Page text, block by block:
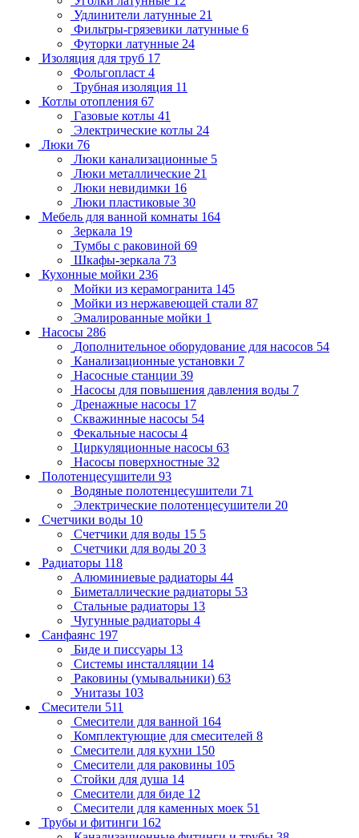
Удлинители латунные 21
Фильтры-грязевики латунные 6
Футорки латунные 24
Изоляция для труб 17
Фольгопласт 4
Трубная изоляция 11
Котлы отопления 67
Газовые котлы 41
Электрические котлы 24
Люки 76
Люки канализационные 5
Люки металлические 21
Люки невидимки 16
Люки пластиковые 30
Мебель для ванной комнаты 164
Зеркала 19
Тумбы с раковиной 69
Шкафы-зеркала 73
Кухонные мойки 236
Мойки из керамогранита 145
Мойки из нержавеющей стали 87
Эмалированные мойки 1
Насосы 286
Дополнительное оборудование для насосов 54
Канализационные установки 7
Насосные станции 39
Насосы для повышения давления воды 7
Дренажные насосы 17
Скважинные насосы 54
Фекальные насосы 4
Циркуляционные насосы 63
Насосы поверхностные 32
Полотенцесушители 93
Водяные полотенцесушители 71
Электрические полотенцесушители 20
Счетчики воды 10
Счетчики для воды 15 5
Счетчики для воды 20 3
Радиаторы 118
Алюминиевые радиаторы 44
Биметаллические радиаторы 53
Стальные радиаторы 13
Чугунные радиаторы 4
Санфаянс 197
Биде и писсуары 13
Системы инсталляции 14
Раковины (умывальники) 63
Унитазы 103
Смесители 511
Смесители для ванной 164
Комплектующие для смесителей 8
Смесители для кухни 150
Смесители для раковины 105
Стойки для душа 14
Смесители для биде 12
Смесители для каменных моек 51
Трубы и фитинги 162